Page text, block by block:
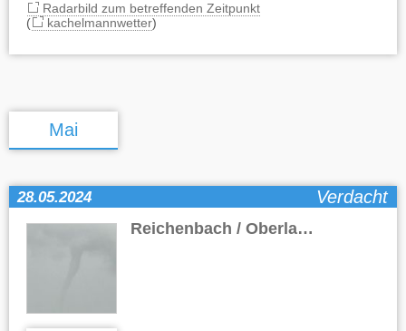
Radarbild zum betreffenden Zeitpunkt
(
kachelmannwetter)
Mai
28.05.2024 Verdacht
Reichenbach / Oberlausitz